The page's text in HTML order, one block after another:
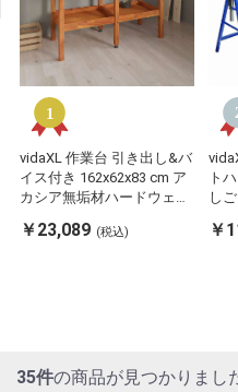
vidaXL 作業台 引き出し&バ
イス付き 162x62x83 cm ア
カシア無垢材ハードウェア
具収納・整理整頓 ワークベ
￥23,089 (税込)
ト
し
￥
35件の商品が見つかりまし